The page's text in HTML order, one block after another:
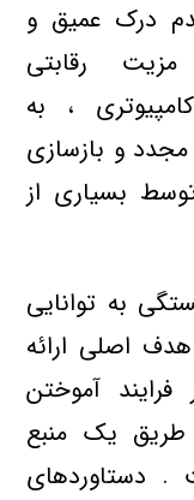
درک عمیق و
مزیت رقابتی
، به
و بازسازی
بسیاری از
به توانایی
اصلی ارائه
آموختن
یک منبع
. دستاوردهای